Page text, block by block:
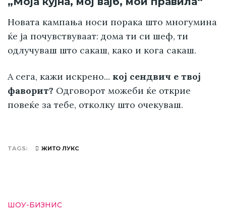
Новата кампања носи порака што многумина
ќе ја почувствуваат: дома ти си шеф, ти
одлучуваш што сакаш, како и кога сакаш.
А сега, кажи искрено... кој сендвич е твој
фаворит? Одговорот можеби ќе открие
повеќе за тебе, отколку што очекуваш.
TAGS ЖИТО ЛУКС
ШОУ-БИЗНИС